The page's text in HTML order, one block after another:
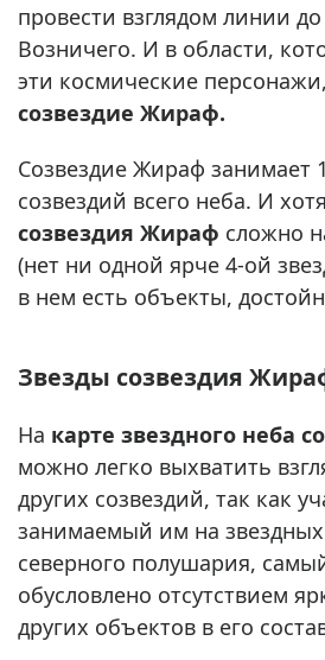
провести взглядом линии
Возничего. И в области,
эти космические
созвездие Жираф.
Созвездие Жираф занимает
созвездий всего неба. И хотя
созвездия Жираф сложно
(нет ни одной ярче 4-ой
в нем есть объекты,
Звезды созвездия
На карте звездного неба
можно легко выхватить
других созвездий, так как
занимаемый им на звездных
северного полушария,
обусловлено отсутствием
других объектов в его